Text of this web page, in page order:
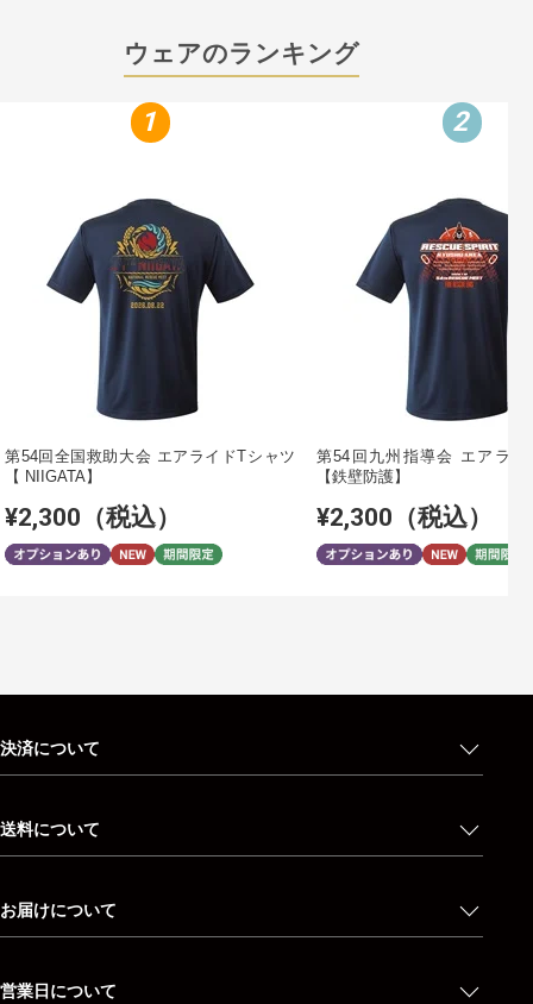
ウェアのランキング
1
第54回全国救助大会 エアライドTシャツ
【 NIIGATA】
¥2,300（税込）
2
第54回九州指導会 エアライ
【鉄壁防護】
¥2,300（税込）
決済について
送料について
お届けについて
営業日について